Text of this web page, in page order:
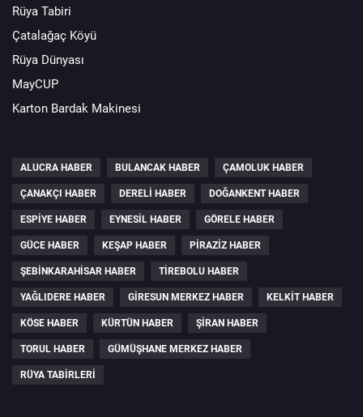
Rüya Tabiri
Çatalağaç Köyü
Rüya Dünyası
MayCUP
Karton Bardak Makinesi
ALUCRA HABER BULANCAK HABER ÇAMOLUK HABER
ÇANAKÇI HABER DERELI HABER DOĞANKENT HABER
ESPIYE HABER EYNESIL HABER GÖRELE HABER
GÜCE HABER KEŞAP HABER PIRAZIZ HABER
ŞEBINKARAHISAR HABER TIREBOLU HABER
YAĞLIDERE HABER GIRESUN MERKEZ HABER KELKIT HABER
KÖSE HABER KÜRTÜN HABER ŞIRAN HABER
TORUL HABER GÜMÜŞHANE MERKEZ HABER
RÜYA TABIRLERI